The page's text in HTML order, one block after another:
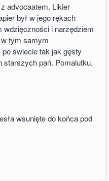
advocaatem. Likier
był w jego rękach
wdzięczności i narzędziem
tym samym
świecie tak jak gęsty
starszych pań. Pomalutku,
wsunięte do końca pod